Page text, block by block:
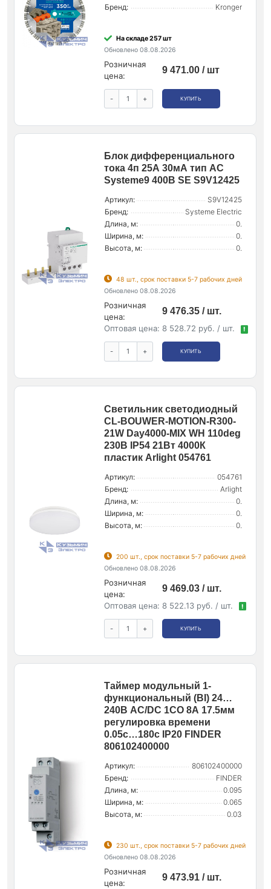
Бренд: Kronger
На складе 257 шт
Обновлено 08.08.2026
Розничная
цена:
9 471.00 / шт
- + КУПИТЬ
Блок дифференциального
тока 4п 25А 30мА тип AC
Systeme9 400В SE S9V12425
Артикул:
S9V12425
Бренд:
Systeme Electric
Длина, м:
0.
Ширина, м:
0.
Высота, м:
0.
48 шт., срок поставки 5-7 рабочих дней
Обновлено 08.08.2026
Розничная
цена:
9 476.35 / шт.
Оптовая цена: 8 528.72 руб. / шт. !
- + КУПИТЬ
Светильник светодиодный
CL-BOUWER-MOTION-R300-
21W Day4000-MIX WH 110deg
230В IP54 21Вт 4000К
пластик Arlight 054761
Артикул:
054761
Бренд:
Arlight
Длина, м:
0.
Ширина, м:
0.
Высота, м:
0.
200 шт., срок поставки 5-7 рабочих дней
Обновлено 08.08.2026
Розничная
цена:
9 469.03 / шт.
Оптовая цена: 8 522.13 руб. / шт. !
- + КУПИТЬ
Таймер модульный 1-
функциональный (BI) 24…
240В AC/DC 1CO 8А 17.5мм
регулировка времени
0.05с…180с IP20 FINDER
806102400000
Артикул:
806102400000
Бренд:
FINDER
Длина, м:
0.095
Ширина, м:
0.065
Высота, м:
0.03
230 шт., срок поставки 5-7 рабочих дней
Обновлено 08.08.2026
Розничная
цена:
9 473.91 / шт.